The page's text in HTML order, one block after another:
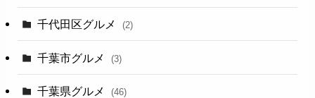
千代田区グルメ (2)
千葉市グルメ (3)
千葉県グルメ (46)